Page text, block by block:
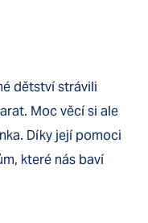
dětství strávili
Moc věcí si ale
Díky její pomoci
které nás baví